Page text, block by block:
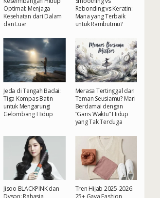
Optimal: Menjaga
Kesehatan dari Dalam
dan Luar
Rebonding vs Keratin:
Mana yang Terbaik
untuk Rambutmu?
Jeda di Tengah Badai:
Tiga Kompas Batin
untuk Mengarungi
Gelombang Hidup
Merasa Tertinggal dari
Teman Seusiamu? Mari
Berdamai dengan
“Garis Waktu” Hidup
yang Tak Terduga
Jisoo BLACKPINK dan
Dyson: Rahasia
Tren Hijab 2025-2026:
25+ Gaya Fashion